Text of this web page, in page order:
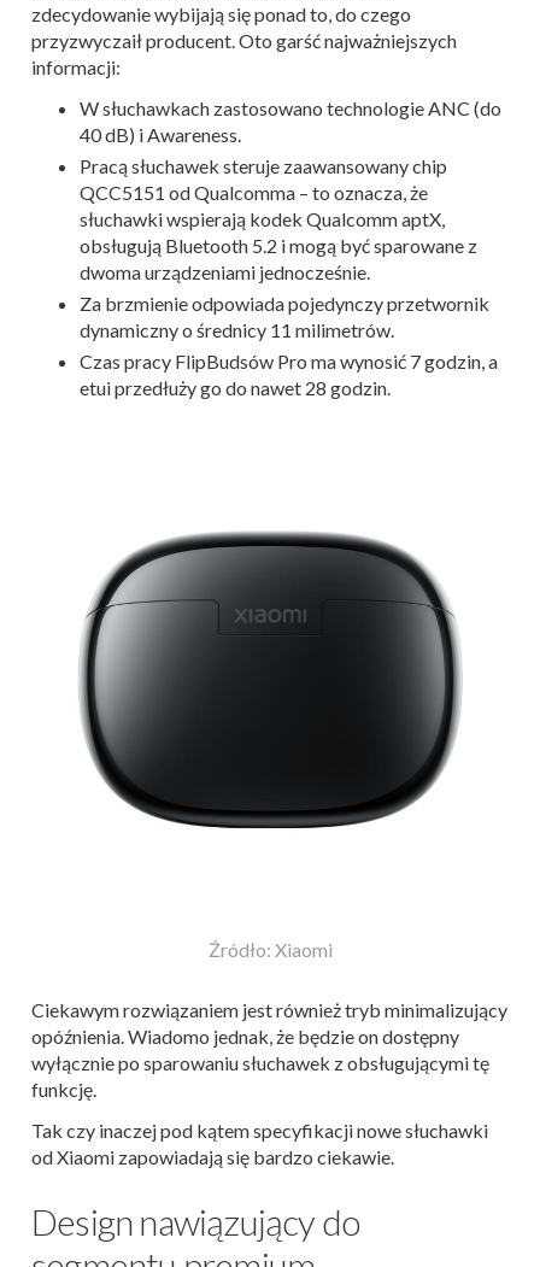
zdecydowanie wybijają się ponad to, do czego
przyzwyczaił producent. Oto garść najważniejszych
informacji:
W słuchawkach zastosowano technologie ANC (do
40 dB) i Awareness.
Pracą słuchawek steruje zaawansowany chip
QCC5151 od Qualcomma – to oznacza, że
słuchawki wspierają kodek Qualcomm aptX,
obsługują Bluetooth 5.2 i mogą być sparowane z
dwoma urządzeniami jednocześnie.
Za brzmienie odpowiada pojedynczy przetwornik
dynamiczny o średnicy 11 milimetrów.
Czas pracy FlipBudsów Pro ma wynosić 7 godzin, a
etui przedłuży go do nawet 28 godzin.
Źródło: Xiaomi
Ciekawym rozwiązaniem jest również tryb minimalizujący
opóźnienia. Wiadomo jednak, że będzie on dostępny
wyłącznie po sparowaniu słuchawek z obsługującymi tę
funkcję.
Tak czy inaczej pod kątem specyfikacji nowe słuchawki
od Xiaomi zapowiadają się bardzo ciekawie.
Design nawiązujący do